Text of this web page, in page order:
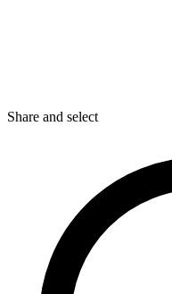
Share and select